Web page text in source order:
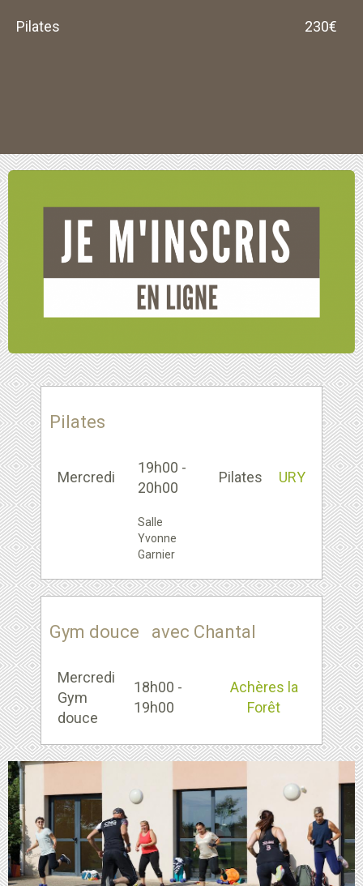
Pilates 230€
Pilates
Mercredi
19h00 -
20h00
Pilates URY
Salle
Yvonne
Garnier
Gym douce avec Chantal
Mercredi
Gym
douce
18h00 -
19h00
Achères la
Forêt